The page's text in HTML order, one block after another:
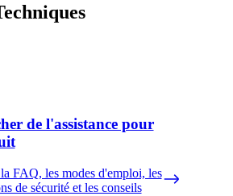
de l'assistance pour
FAQ, les modes d'emploi, les
de sécurité et les conseils